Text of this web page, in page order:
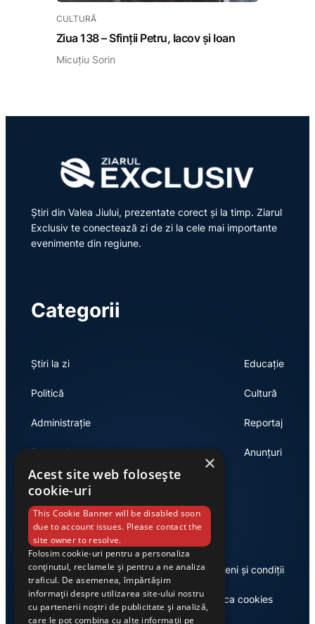
CULTURĂ
Ziua 138 – Sfinții Petru, Iacov și Ioan
Micuțiu Sorin
Știri din Valea Jiului, prezentate corect și la timp. Ziarul
Exclusiv te conectează zi de zi la cele mai importante
evenimente din regiune.
Categorii
Știri la zi
Politică
Administrație
Economie
Educație
Cultură
Reportaj
Anunțuri
Link-uri utile
Despre noi
Casa de editură Exclusiv
Termeni și condiții
Politica cookies
×
Acest site web folosește
cookie-uri
This Cookie Banner will be disabled soon
due to account issues. Please contact the
site owner to resolve.
Folosim cookie-uri pentru a personaliza
conținutul, reclamele și pentru a ne analiza
traficul. De asemenea, împărtășim
informații despre utilizarea site-ului nostru
cu partenerii noștri de publicitate și analiză,
care le pot combina cu alte informații pe